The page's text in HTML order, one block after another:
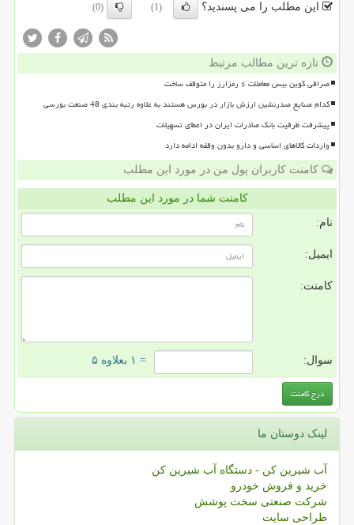
این مطلب را می پسندید؟ (1)
(0)
تازه ترین مطالب مرتبط
صرافی کوین بیس معاملات ۶ رمزارز را متوقف ساخت
کدام صنایع صدرنشین ارزش بازار در بورس هستند به علاوه رتبه بندی 48 صنعت بورسی
پیشرفت ظرفیت بانک صادرات ایران در اعطای تسهیلات
واردات کالاهای اساسی و دارو بدون وقفه ادامه دارد
کامنت کاربران پول من در مورد این مطلب
کامنت شما در مورد این مطلب
نام:
ایمیل:
کامنت:
سوال: = ۱ بعلاوه ۵
لینک دوستان ما
آب شیرین کن - دستگاه آب شیرین کن
خرید و فروش خودرو
شرکت صنعتی سخت پوشش
طراحی سایت